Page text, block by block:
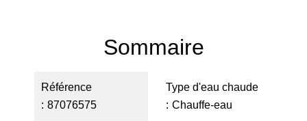
Sommaire
Référence
87076575
Type d'eau chaude
Chauffe-eau